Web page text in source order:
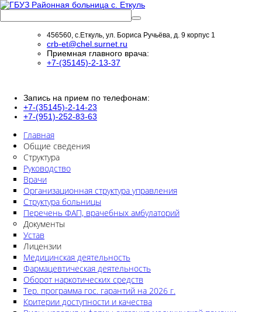
456560, с.Еткуль, ул. Бориса Ручьёва, д. 9 корпус 1
crb-et@chel.surnet.ru
Приемная главного врача:
+7-(35145)-2-13-37
Запись на прием по телефонам:
+7-(35145)-2-14-23
+7-(951)-252-83-63
Главная
Общие сведения
Структура
Руководство
Врачи
Организационная структура управления
Структура больницы
Перечень ФАП, врачебных амбулаторий
Документы
Устав
Лицензии
Медицинская деятельность
Фармацевтическая деятельность
Оборот наркотических средств
Тер. программа гос. гарантий на 2026 г.
Критерии доступности и качества